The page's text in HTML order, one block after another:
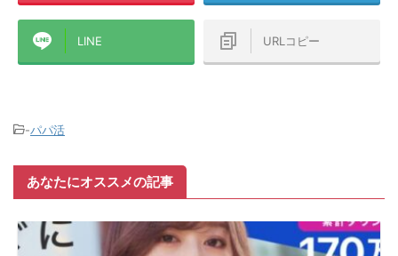
LINE URLコピー
-パパ活
あなたにオススメの記事